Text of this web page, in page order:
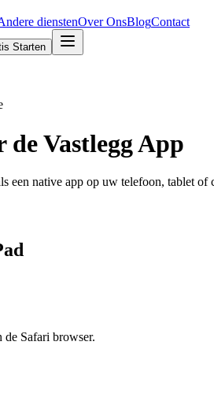
dienstenOver OnsBlogContact
Starten
deVastlegg App
een native app op uw telefoon, tablet
de Safari browser.